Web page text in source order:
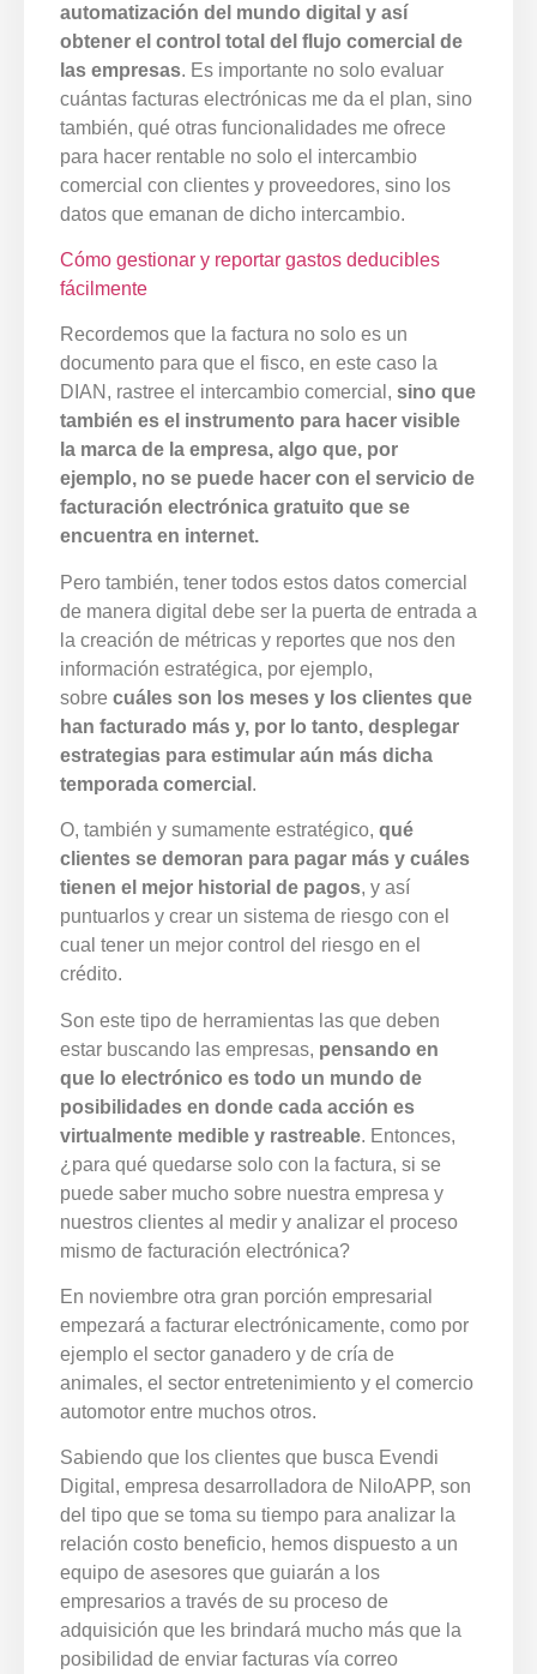
automatización del mundo digital y así
obtener el control total del flujo comercial de
las empresas. Es importante no solo evaluar
cuántas facturas electrónicas me da el plan, sino
también, qué otras funcionalidades me ofrece
para hacer rentable no solo el intercambio
comercial con clientes y proveedores, sino los
datos que emanan de dicho intercambio.
Cómo gestionar y reportar gastos deducibles
fácilmente
Recordemos que la factura no solo es un
documento para que el fisco, en este caso la
DIAN, rastree el intercambio comercial, sino que
también es el instrumento para hacer visible
la marca de la empresa, algo que, por
ejemplo, no se puede hacer con el servicio de
facturación electrónica gratuito que se
encuentra en internet.
Pero también, tener todos estos datos comercial
de manera digital debe ser la puerta de entrada a
la creación de métricas y reportes que nos den
información estratégica, por ejemplo,
sobre cuáles son los meses y los clientes que
han facturado más y, por lo tanto, desplegar
estrategias para estimular aún más dicha
temporada comercial .
O, también y sumamente estratégico, qué
clientes se demoran para pagar más y cuáles
tienen el mejor historial de pagos, y así
puntuarlos y crear un sistema de riesgo con el
cual tener un mejor control del riesgo en el
crédito.
Son este tipo de herramientas las que deben
estar buscando las empresas, pensando en
que lo electrónico es todo un mundo de
posibilidades en donde cada acción es
virtualmente medible y rastreable. Entonces,
¿para qué quedarse solo con la factura, si se
puede saber mucho sobre nuestra empresa y
nuestros clientes al medir y analizar el proceso
mismo de facturación electrónica?
En noviembre otra gran porción empresarial
empezará a facturar electrónicamente, como por
ejemplo el sector ganadero y de cría de
animales, el sector entretenimiento y el comercio
automotor entre muchos otros.
Sabiendo que los clientes que busca Evendi
Digital, empresa desarrolladora de NiloAPP, son
del tipo que se toma su tiempo para analizar la
relación costo beneficio, hemos dispuesto a un
equipo de asesores que guiarán a los
empresarios a través de su proceso de
adquisición que les brindará mucho más que la
posibilidad de enviar facturas vía correo